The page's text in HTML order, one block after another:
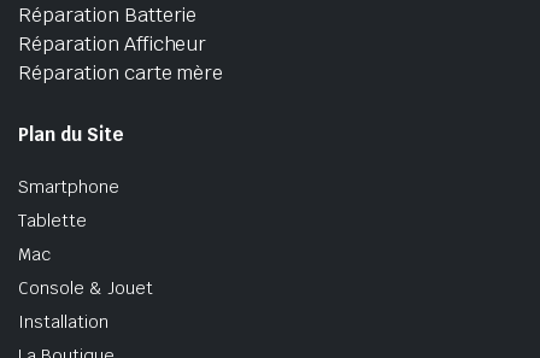
Réparation Batterie
Réparation Afficheur
Réparation carte mère
Plan du Site
Smartphone
Tablette
Mac
Console & Jouet
Installation